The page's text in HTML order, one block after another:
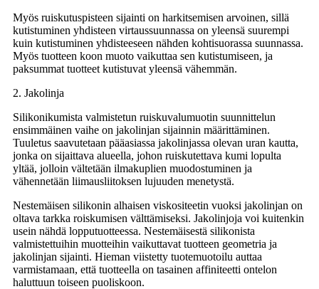
Myös ruiskutuspisteen sijainti on harkitsemisen arvoinen, sillä
kutistuminen yhdisteen virtaussuunnassa on yleensä suurempi
kuin kutistuminen yhdisteeseen nähden kohtisuorassa suunnassa.
Myös tuotteen koon muoto vaikuttaa sen kutistumiseen, ja
paksummat tuotteet kutistuvat yleensä vähemmän.
2. Jakolinja
Silikonikumista valmistetun ruiskuvalumuotin suunnittelun
ensimmäinen vaihe on jakolinjan sijainnin määrittäminen.
Tuuletus saavutetaan pääasiassa jakolinjassa olevan uran kautta,
jonka on sijaittava alueella, johon ruiskutettava kumi lopulta
yltää, jolloin vältetään ilmakuplien muodostuminen ja
vähennetään liimausliitoksen lujuuden menetystä.
Nestemäisen silikonin alhaisen viskositeetin vuoksi jakolinjan on
oltava tarkka roiskumisen välttämiseksi. Jakolinjoja voi kuitenkin
usein nähdä lopputuotteessa. Nestemäisestä silikonista
valmistettuihin muotteihin vaikuttavat tuotteen geometria ja
jakolinjan sijainti. Hieman viistetty tuotemuotoilu auttaa
varmistamaan, että tuotteella on tasainen affiniteetti ontelon
haluttuun toiseen puoliskoon.